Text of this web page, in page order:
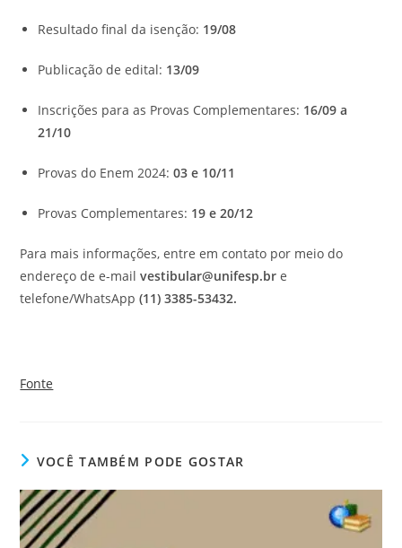
Resultado final da isenção: 19/08
Publicação de edital: 13/09
Inscrições para as Provas Complementares: 16/09 a
21/10
Provas do Enem 2024:03 e 10/11
Provas Complementares: 19 e 20/12
Para mais informações, entre em contato por meio do
endereço de e-mailvestibular@unifesp.br e
telefone/WhatsApp(11) 3385-53432.
Fonte
VOCÊ TAMBÉM PODE GOSTAR